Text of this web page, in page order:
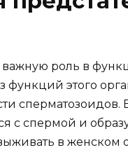
важную роль в
этого
сперматозоидов.
с спермой и
в женском